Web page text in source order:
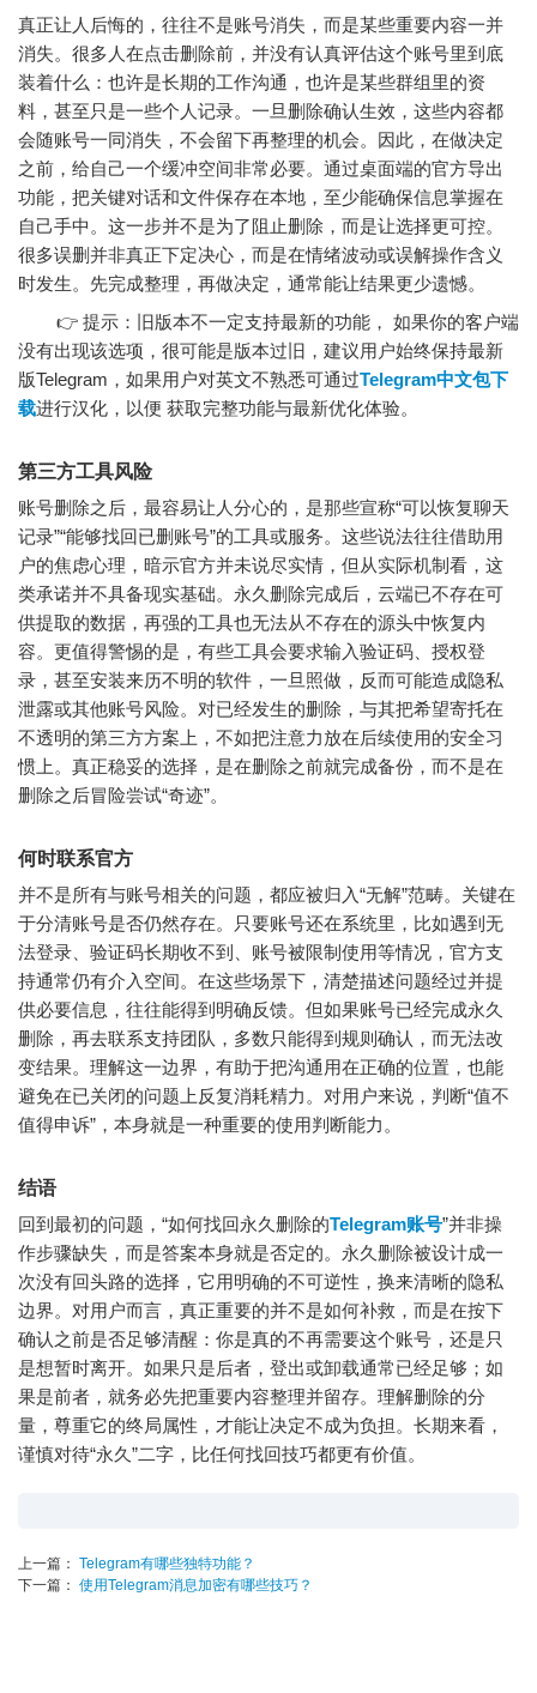
真正让人后悔的，往往不是账号消失，而是某些重要内容一并
消失。很多人在点击删除前，并没有认真评估这个账号里到底
装着什么：也许是长期的工作沟通，也许是某些群组里的资
料，甚至只是一些个人记录。一旦删除确认生效，这些内容都
会随账号一同消失，不会留下再整理的机会。因此，在做决定
之前，给自己一个缓冲空间非常必要。通过桌面端的官方导出
功能，把关键对话和文件保存在本地，至少能确保信息掌握在
自己手中。这一步并不是为了阻止删除，而是让选择更可控。
很多误删并非真正下定决心，而是在情绪波动或误解操作含义
时发生。先完成整理，再做决定，通常能让结果更少遗憾。
👉 提示：旧版本不一定支持最新的功能， 如果你的客户端
没有出现该选项，很可能是版本过旧，建议用户始终保持最新
版Telegram，如果用户对英文不熟悉可通过Telegram中文包下
载进行汉化，以便 获取完整功能与最新优化体验。
第三方工具风险
账号删除之后，最容易让人分心的，是那些宣称“可以恢复聊天
记录”“能够找回已删账号”的工具或服务。这些说法往往借助用
户的焦虑心理，暗示官方并未说尽实情，但从实际机制看，这
类承诺并不具备现实基础。永久删除完成后，云端已不存在可
供提取的数据，再强的工具也无法从不存在的源头中恢复内
容。更值得警惕的是，有些工具会要求输入验证码、授权登
录，甚至安装来历不明的软件，一旦照做，反而可能造成隐私
泄露或其他账号风险。对已经发生的删除，与其把希望寄托在
不透明的第三方方案上，不如把注意力放在后续使用的安全习
惯上。真正稳妥的选择，是在删除之前就完成备份，而不是在
删除之后冒险尝试“奇迹”。
何时联系官方
并不是所有与账号相关的问题，都应被归入“无解”范畴。关键在
于分清账号是否仍然存在。只要账号还在系统里，比如遇到无
法登录、验证码长期收不到、账号被限制使用等情况，官方支
持通常仍有介入空间。在这些场景下，清楚描述问题经过并提
供必要信息，往往能得到明确反馈。但如果账号已经完成永久
删除，再去联系支持团队，多数只能得到规则确认，而无法改
变结果。理解这一边界，有助于把沟通用在正确的位置，也能
避免在已关闭的问题上反复消耗精力。对用户来说，判断“值不
值得申诉”，本身就是一种重要的使用判断能力。
结语
回到最初的问题，“如何找回永久删除的Telegram账号”并非操
作步骤缺失，而是答案本身就是否定的。永久删除被设计成一
次没有回头路的选择，它用明确的不可逆性，换来清晰的隐私
边界。对用户而言，真正重要的并不是如何补救，而是在按下
确认之前是否足够清醒：你是真的不再需要这个账号，还是只
是想暂时离开。如果只是后者，登出或卸载通常已经足够；如
果是前者，就务必先把重要内容整理并留存。理解删除的分
量，尊重它的终局属性，才能让决定不成为负担。长期来看，
谨慎对待“永久”二字，比任何找回技巧都更有价值。
上一篇： Telegram有哪些独特功能？
下一篇： 使用Telegram消息加密有哪些技巧？